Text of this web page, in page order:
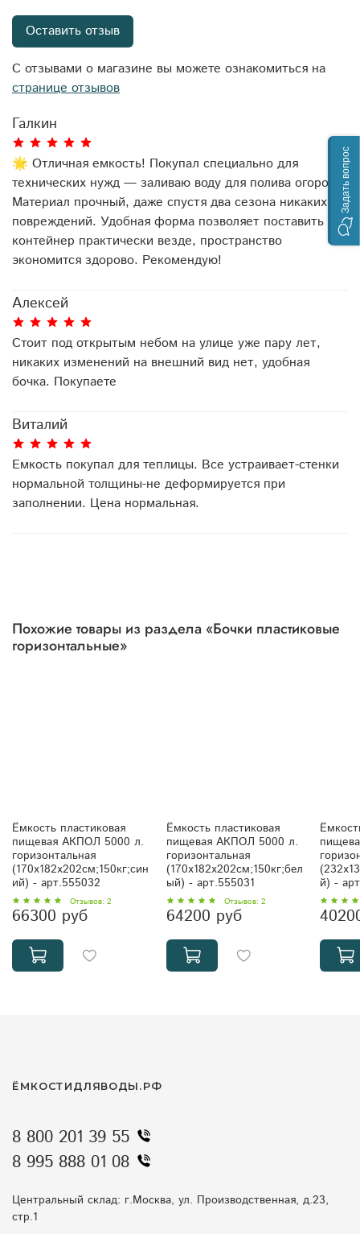
Галкин
🌟 Отличная емкость! Покупал специально для
технических нужд — заливаю воду для полива огорода.
Материал прочный, даже спустя два сезона никаких
повреждений. Удобная форма позволяет поставить
контейнер практически везде, пространство
экономится здорово. Рекомендую!
Алексей
Стоит под открытым небом на улице уже пару лет,
никаких изменений на внешний вид нет, удобная
бочка. Покупаете
Виталий
Емкость покупал для теплицы. Все устраивает-стенки
нормальной толщины-не деформируется при
заполнении. Цена нормальная.
Оставить отзыв
С отзывами о магазине вы можете ознакомиться на
странице отзывов
Похожие товары из раздела «Бочки пластиковые
горизонтальные»
Ёмкость пластиковая
пищевая АКПОЛ 5000 л.
горизонтальная
(170x182x202см;150кг;син
ий) - арт.555032
Отзывов: 2
66300 руб
Ёмкость пластиковая
пищевая АКПОЛ 5000 л.
горизонтальная
(170x182x202см;150кг;бел
ый) - арт.555031
Отзывов: 2
64200 руб
й) -
ЁМКОСТИДЛЯВОДЫ.РФ
8 800 201 39 55
8 995 888 01 08
Центральный склад: г.Москва, ул. Производственная, д.23,
стр.1
Задать вопрос